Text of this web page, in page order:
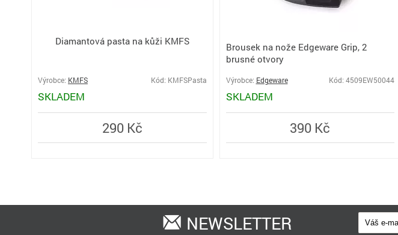
Diamantová pasta na kůži KMFS
Výrobce: KMFS Kód: KMFSPasta
SKLADEM
290 Kč
Brousek na nože Edgeware Grip, 2
brusné otvory
Výrobce: Edgeware Kód: 4509EW50044
SKLADEM
390 Kč
NEWSLETTER